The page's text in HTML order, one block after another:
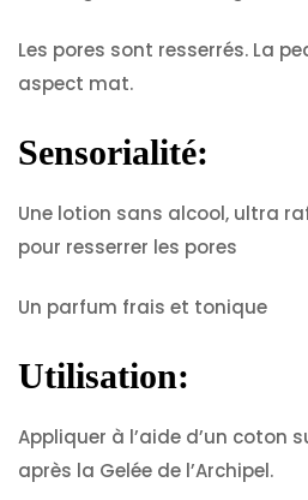
Les pores sont resserrés. La
aspect mat.
Sensorialité:
Une lotion sans alcool, ultra
pour resserrer les pores
Un parfum frais et tonique
Utilisation:
Appliquer à l’aide d’un coton
après la Gelée de l’Archipel.